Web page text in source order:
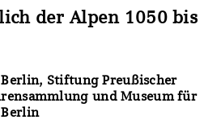
der Alpen 1050 bis
Berlin, Stiftung Preußischer
und Museum für